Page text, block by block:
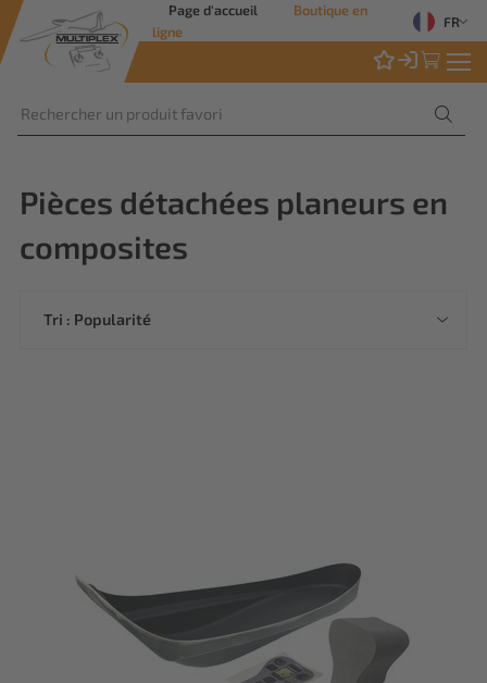
Page d'accueil
Boutique en
ligne
FR
Pièces détachées planeurs en
composites